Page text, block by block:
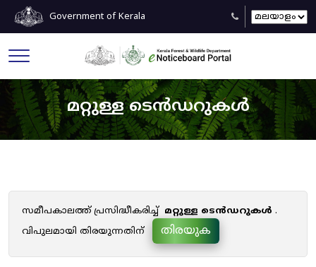
Government of Kerala
മറ്റുള്ള ടെൻഡറുകൾ
സമീപകാലത്ത് പ്രസിദ്ധീകരിച്ച് മറ്റുള്ള ടെൻഡറുകൾ .
വിപുലമായി തിരയുന്നതിന്
തിരയുക